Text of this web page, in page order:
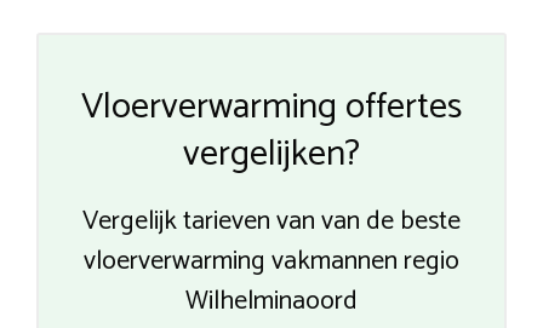
Vloerverwarming offertes
vergelijken?
Vergelijk tarieven van van de beste
vloerverwarming vakmannen regio
Wilhelminaoord